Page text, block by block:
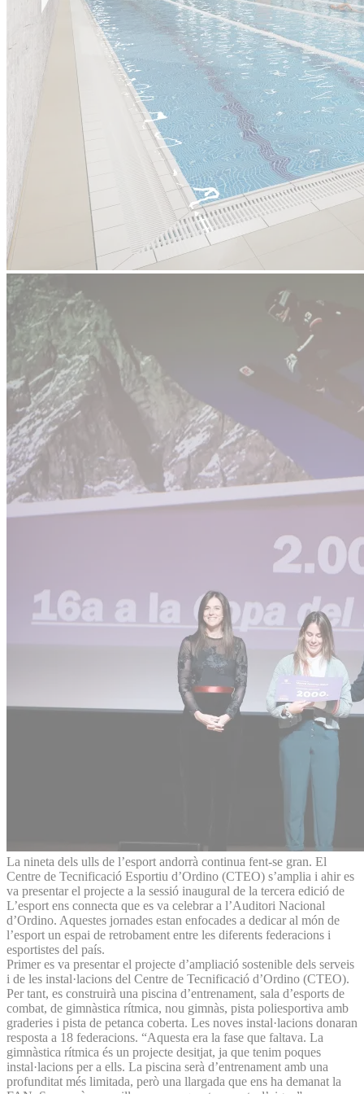
La nineta dels ulls de l’esport andorrà continua fent-se gran. El
Centre de Tecnificació Esportiu d’Ordino (CTEO) s’amplia i ahir es
va presentar el projecte a la sessió inaugural de la tercera edició de
L’esport ens connecta que es va celebrar a l’Auditori Nacional
d’Ordino. Aquestes jornades estan enfocades a dedicar al món de
l’esport un espai de retrobament entre les diferents federacions i
esportistes del país.
Primer es va presentar el projecte d’ampliació sostenible dels serveis
i de les instal·lacions del Centre de Tecnificació d’Ordino (CTEO).
Per tant, es construirà una piscina d’entrenament, sala d’esports de
combat, de gimnàstica rítmica, nou gimnàs, pista poliesportiva amb
graderies i pista de petanca coberta. Les noves instal·lacions donaran
resposta a 18 federacions. “Aquesta era la fase que faltava. La
gimnàstica rítmica és un projecte desitjat, ja que tenim poques
instal·lacions per a ells. La piscina serà d’entrenament amb una
profunditat més limitada, però una llargada que ens ha demanat la